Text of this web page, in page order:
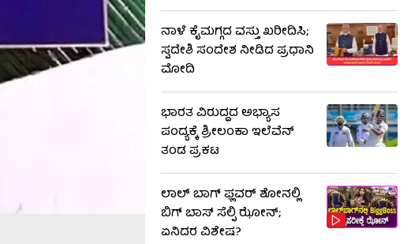
ನಾಳೆ ಕೈಮಗ್ಗದ ವಸ್ತು ಖರೀದಿಸಿ;
ಸ್ವದೇಶಿ ಸಂದೇಶ ನೀಡಿದ ಪ್ರಧಾನಿ
ಮೋದಿ
ಭಾರತ ವಿರುದ್ಧದ ಅಭ್ಯಾಸ
ಪಂದ್ಯಕ್ಕೆ ಶ್ರೀಲಂಕಾ ಇಲೆವೆನ್
ತಂಡ ಪ್ರಕಟ
ಲಾಲ್ ಬಾಗ್ ಫ್ಲವರ್ ಶೋನಲ್ಲಿ
ಬಿಗ್ ಬಾಸ್ ಸೆಲ್ಫಿ ಝೋನ್;
ಏನಿದರ ವಿಶೇಷ?